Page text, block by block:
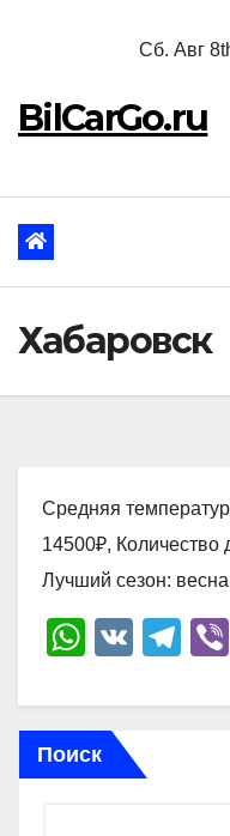
Сб. Авг
BilCarGo.ru
Хабаровск
Средняя
14500₽, Количество
Лучший сезон: весна
W
at
s
A
V
T
e
Поиск